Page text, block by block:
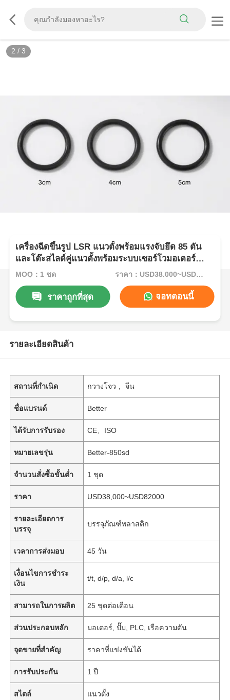
2 / 3
เครื่องฉีดขึ้นรูป LSR แนวตั้งพร้อมแรงจับยึด 85 ตัน
และโต๊ะสไลด์คู่แนวตั้งพร้อมระบบเซอร์โวมอเตอร์
ประสิทธิภาพสูง
MOQ：1 ชุด ราคา：USD38,000~USD82000
ราคาถูกที่สุด จอทตอนนี้
รายละเอียดสินค้า
สถานที่กำเนิด กวางโจว， จีน
ชื่อแบรนด์ Better
ได้รับการรับรอง CE、ISO
หมายเลขรุ่น Better-850sd
จำนวนสั่งซื้อขั้นต่ำ 1 ชุด
ราคา USD38,000~USD82000
รายละเอียดการ
บรรจุ
บรรจุภัณฑ์พลาสติก
เวลาการส่งมอบ 45 วัน
เงื่อนไขการชำระ
เงิน
t/t, d/p, d/a, l/c
สามารถในการผลิต 25 ชุดต่อเดือน
ส่วนประกอบหลัก มอเตอร์, ปั๊ม, PLC, เรือความดัน
จุดขายที่สำคัญ ราคาที่แข่งขันได้
การรับประกัน 1 ปี
สไตล์ แนวตั้ง